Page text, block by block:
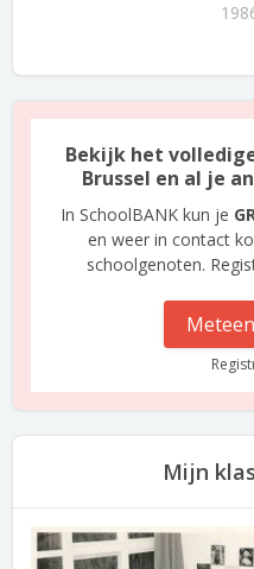
Bekijk het
Brussel en al je
In SchoolBANK kun je
en weer in contact
schoolgenoten.
Mijn